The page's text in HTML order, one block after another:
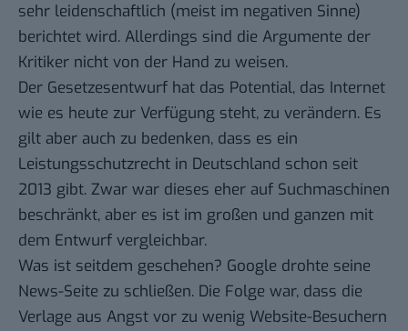
sehr leidenschaftlich (meist im negativen Sinne)
berichtet wird. Allerdings sind die Argumente der
Kritiker nicht von der Hand zu weisen.
Der Gesetzesentwurf hat das Potential, das Internet
wie es heute zur Verfügung steht, zu verändern. Es
gilt aber auch zu bedenken, dass es ein
Leistungsschutzrecht in Deutschland schon seit
2013 gibt. Zwar war dieses eher auf Suchmaschinen
beschränkt, aber es ist im großen und ganzen mit
dem Entwurf vergleichbar.
Was ist seitdem geschehen? Google drohte seine
News-Seite zu schließen. Die Folge war, dass die
Verlage aus Angst vor zu wenig Website-Besuchern